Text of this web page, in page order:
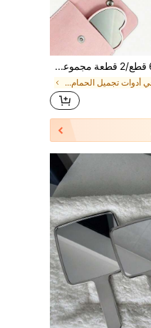
10 قطع/6 قطع/2 قطعة مجموعة مرآة مكياج على شكل قلب وحقيبة مكياج، مرآة مكياج زجاجية وردية مع حقيبة مكياج أنيقة متطابقة، مجموعة مرآة مكياج محمولة، مناسبة للنساء، هدية حفلة، هدية عيد ميلاد للنساء، هدية عطلة، هدية عروس، أفضل هدية للشريك/العائلة/الأصدقاء، هدية عيد ميلاد وهدية عطلة، هدية هالوين، هدية عيد الميلاد
في أدوات تجميل الحمام - منتجات جديدة صندوق تخزين م